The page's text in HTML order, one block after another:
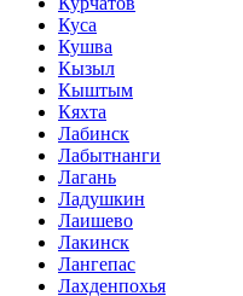
Куса
Кушва
Кызыл
Кыштым
Кяхта
Лабинск
Лабытнанги
Лагань
Ладушкин
Лаишево
Лакинск
Лангепас
Лахденпохья